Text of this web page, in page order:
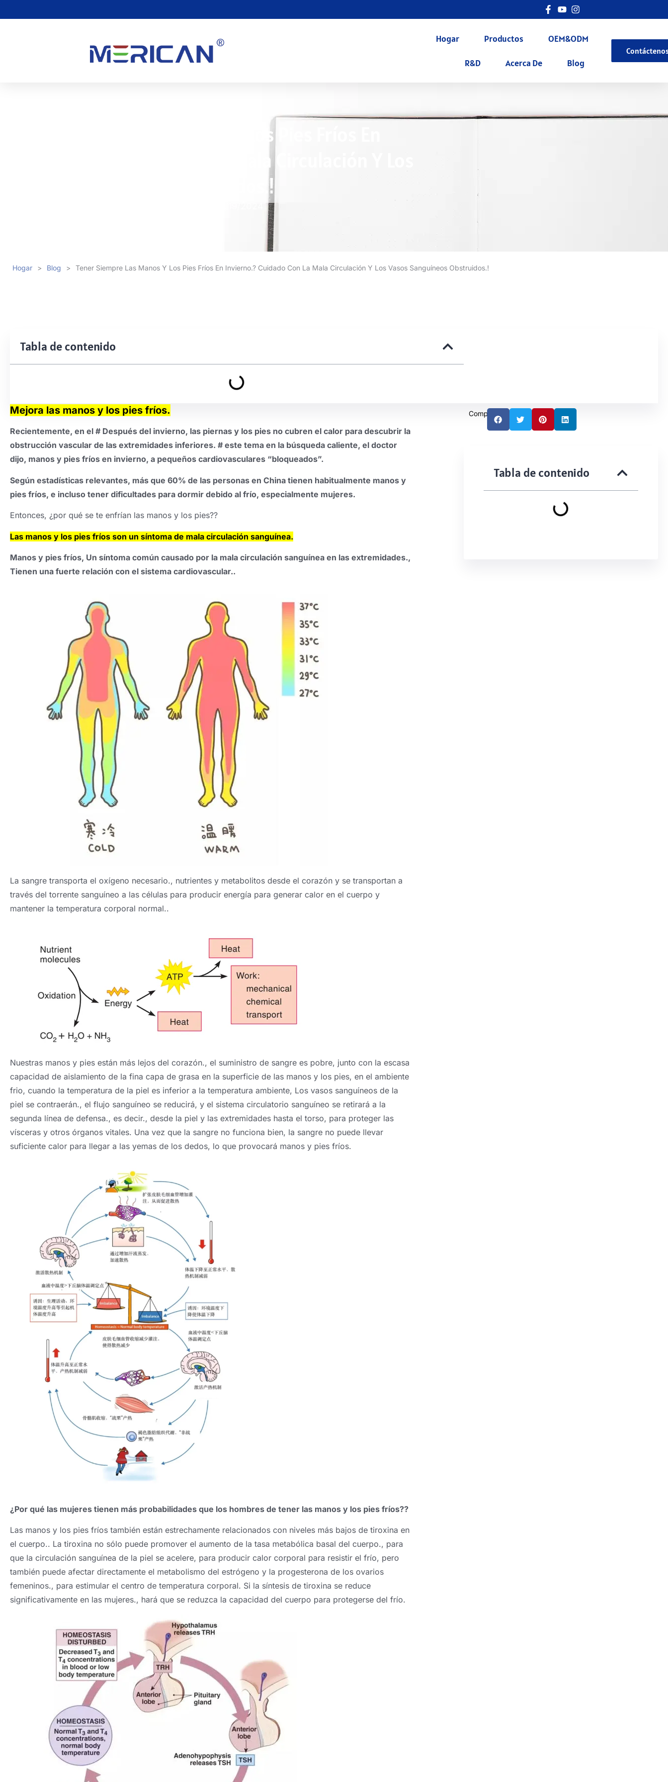
Hogar Productos OEM&ODM
R&D Acerca De Blog
Tener Siempre Las Manos Y Los Pies Fríos En
Invierno.? Cuidado Con La Mala Circulación Y Los
Vasos Sanguíneos Obstruidos.!
Hogar > Blog > Tener Siempre Las Manos Y Los Pies Fríos En Invierno.? Cuidado Con La Mala Circulación Y Los Vasos Sanguíneos Obstruidos.!
Tabla de contenido
Mejora las manos y los pies fríos.
Recientemente, en el # Después del invierno, las piernas y los pies no cubren el calor para descubrir la
obstrucción vascular de las extremidades inferiores. # este tema en la búsqueda caliente, el doctor
dijo, manos y pies fríos en invierno, a pequeños cardiovasculares “bloqueados”.
Según estadísticas relevantes, más que 60% de las personas en China tienen habitualmente manos y
pies fríos, e incluso tener dificultades para dormir debido al frío, especialmente mujeres.
Entonces, ¿por qué se te enfrían las manos y los pies??
Las manos y los pies fríos son un síntoma de mala circulación sanguínea.
Manos y pies fríos, Un síntoma común causado por la mala circulación sanguínea en las extremidades.,
Tienen una fuerte relación con el sistema cardiovascular..
La sangre transporta el oxígeno necesario., nutrientes y metabolitos desde el corazón y se transportan a
través del torrente sanguíneo a las células para producir energía para generar calor en el cuerpo y
mantener la temperatura corporal normal..
Nuestras manos y pies están más lejos del corazón., el suministro de sangre es pobre, junto con la escasa
capacidad de aislamiento de la fina capa de grasa en la superficie de las manos y los pies, en el ambiente
frio, cuando la temperatura de la piel es inferior a la temperatura ambiente, Los vasos sanguíneos de la
piel se contraerán., el flujo sanguíneo se reducirá, y el sistema circulatorio sanguíneo se retirará a la
segunda línea de defensa., es decir., desde la piel y las extremidades hasta el torso, para proteger las
vísceras y otros órganos vitales. Una vez que la sangre no funciona bien, la sangre no puede llevar
suficiente calor para llegar a las yemas de los dedos, lo que provocará manos y pies fríos.
¿Por qué las mujeres tienen más probabilidades que los hombres de tener las manos y los pies fríos??
Las manos y los pies fríos también están estrechamente relacionados con niveles más bajos de tiroxina en
el cuerpo.. La tiroxina no sólo puede promover el aumento de la tasa metabólica basal del cuerpo., para
que la circulación sanguínea de la piel se acelere, para producir calor corporal para resistir el frío, pero
también puede afectar directamente el metabolismo del estrógeno y la progesterona de los ovarios
femeninos., para estimular el centro de temperatura corporal. Si la síntesis de tiroxina se reduce
significativamente en las mujeres., hará que se reduzca la capacidad del cuerpo para protegerse del frío.
Compartir:
Tabla de contenido